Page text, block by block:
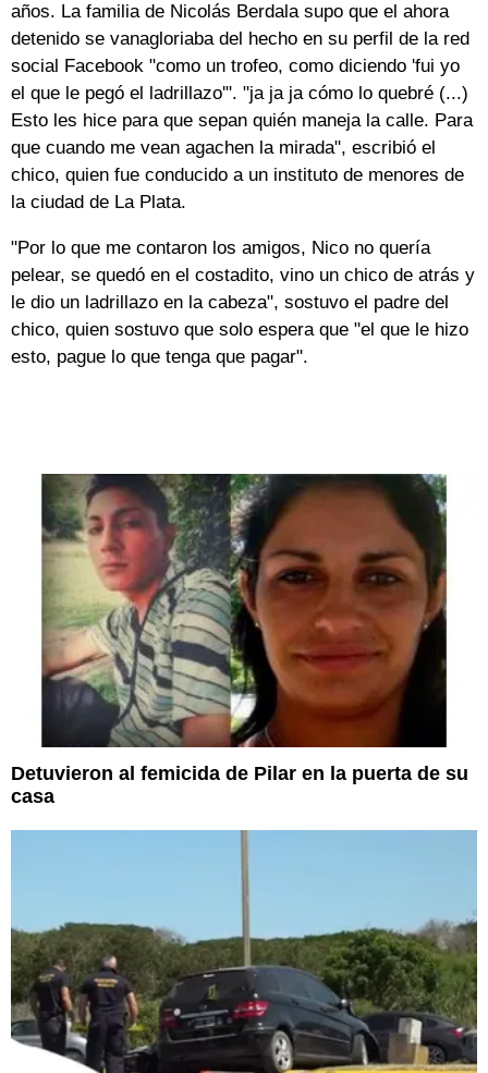
años. La familia de Nicolás Berdala supo que el ahora
detenido se vanagloriaba del hecho en su perfil de la red
social Facebook "como un trofeo, como diciendo 'fui yo
el que le pegó el ladrillazo'". "ja ja ja cómo lo quebré (...)
Esto les hice para que sepan quién maneja la calle. Para
que cuando me vean agachen la mirada", escribió el
chico, quien fue conducido a un instituto de menores de
la ciudad de La Plata.
"Por lo que me contaron los amigos, Nico no quería
pelear, se quedó en el costadito, vino un chico de atrás y
le dio un ladrillazo en la cabeza", sostuvo el padre del
chico, quien sostuvo que solo espera que "el que le hizo
esto, pague lo que tenga que pagar".
Detuvieron al femicida de Pilar en la puerta de su
casa